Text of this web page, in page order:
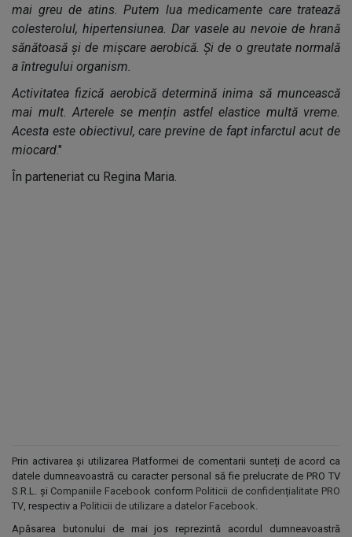
mai greu de atins. Putem lua medicamente care tratează
colesterolul, hipertensiunea. Dar vasele au nevoie de hrană
sănătoasă și de mișcare aerobică. Și de o greutate normală
a întregului organism.
Activitatea fizică aerobică determină inima să muncească
mai mult. Arterele se mențin astfel elastice multă vreme.
Acesta este obiectivul, care previne de fapt infarctul acut de
miocard."
În parteneriat cu Regina Maria.
Prin activarea și utilizarea Platformei de comentarii sunteți de acord ca
datele dumneavoastră cu caracter personal să fie prelucrate de PRO TV
S.R.L. și Companiile Facebook conform Politicii de confidențialitate PRO
TV, respectiv a Politicii de utilizare a datelor Facebook.
Apăsarea butonului de mai jos reprezintă acordul dumneavoastră